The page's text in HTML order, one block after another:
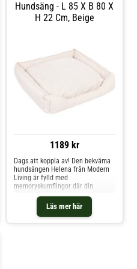
Hundsäng - L 85 X B 80 X
H 22 Cm, Beige
1189 kr
Läs mer här
Dags att koppla av! Den bekväma
hundsängen Helena från Modern
Living är fylld med
memoryskumflingor där din
älskade fyrbenta vän kan ta sig en
välförtjänt paus efter en
promenad. Den sammetslena ytan
av manchester är perfekt att gosa